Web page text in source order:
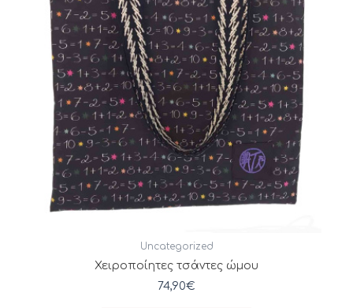
Uncategorized
Χειροποίητες τσάντες ώμου
74,90€